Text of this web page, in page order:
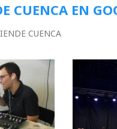
CUENCA EN
CUENCA